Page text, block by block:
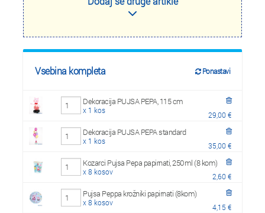
Vsebina kompleta Ponastavi
Dekoracija PUJSA PEPA, 115 cm
x 1 kos 29,00 €
Dekoracija PUJSA PEPA standard
x 1 kos 35,00 €
Kozarci Pujsa Pepa papirnati, 250ml (8 kom)
x 8 kosov 2,60 €
Pujsa Peppa krožniki papirnati (8kom)
x 8 kosov 4,15 €